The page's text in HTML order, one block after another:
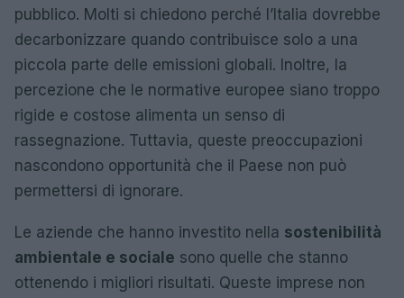
pubblico. Molti si chiedono perché l’Italia dovrebbe
decarbonizzare quando contribuisce solo a una
piccola parte delle emissioni globali. Inoltre, la
percezione che le normative europee siano troppo
rigide e costose alimenta un senso di
rassegnazione. Tuttavia, queste preoccupazioni
nascondono opportunità che il Paese non può
permettersi di ignorare.
Le aziende che hanno investito nella sostenibilità
ambientale e sociale sono quelle che stanno
ottenendo i migliori risultati. Queste imprese non